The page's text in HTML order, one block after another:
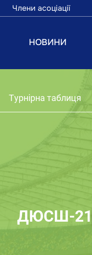
Члени асоціації
НОВИНИ
Турнірна таблиця
ДЮСШ-21